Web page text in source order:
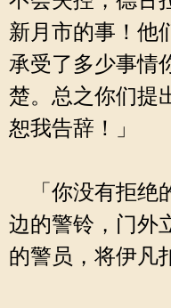
新月市的事！他
承受了多少事情
楚。总之你们提
恕我告辞！」
「你没有拒绝
边的警铃，门外
的警员，将伊凡